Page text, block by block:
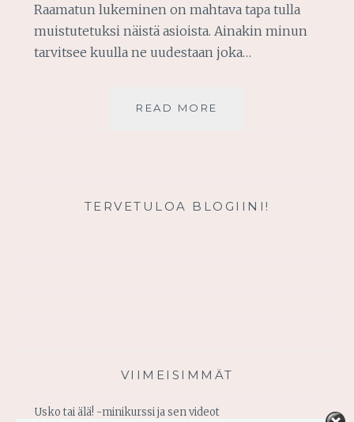
Raamatun lukeminen on mahtava tapa tulla
muistutetuksi näistä asioista. Ainakin minun
tarvitsee kuulla ne uudestaan joka…
READ MORE
TERVETULOA BLOGIINI!
VIIMEISIMMÄT
Usko tai älä! -minikurssi ja sen videot